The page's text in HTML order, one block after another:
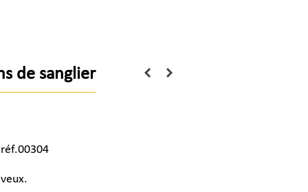
de sanglier